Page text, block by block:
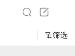
筛选